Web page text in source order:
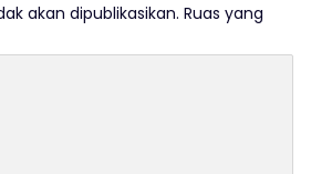
akan dipublikasikan. Ruas yang